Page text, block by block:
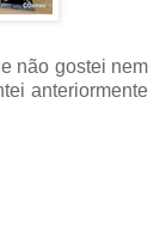
não gostei nem
anteriormente